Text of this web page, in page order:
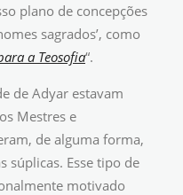
plano de concepções
sagrados’, como
a Teosofia“.
de Adyar estavam
Mestres e
de alguma forma,
súplicas. Esse tipo de
motivado